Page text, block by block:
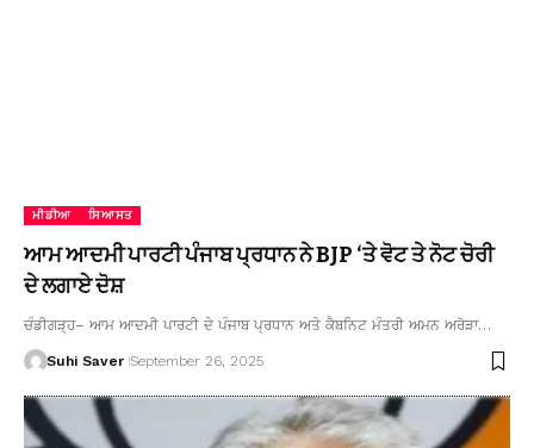
ਮੀਡੀਆ ਸਿਆਸਤ
ਆਮ ਆਦਮੀ ਪਾਰਟੀ ਪੰਜਾਬ ਪ੍ਰਧਾਨ ਨੇ BJP ‘ਤੇ ਵੋਟ ਤੇ ਨੋਟ ਚੋਰੀ
ਦੇ ਲਗਾਏ ਦੋਸ਼
ਚੰਡੀਗੜ੍ਹ– ਆਮ ਆਦਮੀ ਪਾਰਟੀ ਦੇ ਪੰਜਾਬ ਪ੍ਰਧਾਨ ਅਤੇ ਕੈਬਨਿਟ ਮੰਤਰੀ ਅਮਨ ਅਰੋੜਾ…
Suhi Saver September 26, 2025